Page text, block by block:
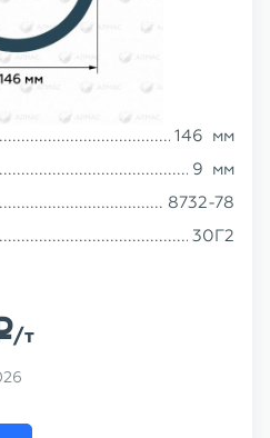
146 мм
9 мм
8732-78
30Г2
/т